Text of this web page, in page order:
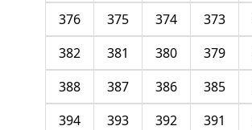
373
374
375
376
379
380
381
382
385
386
387
388
391
392
393
394